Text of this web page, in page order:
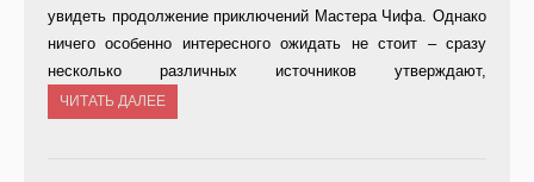
увидеть продолжение приключений Мастера Чифа. Однако
ничего особенно интересного ожидать не стоит – сразу
несколько различных источников утверждают,
ЧИТАТЬ ДАЛЕЕ